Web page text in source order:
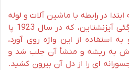
ابتدا در رابطه با ماشین آلات و لوله
کشی استفاده می شد. سرگئی آیزنشتاین، که در سال 1923 پا
استفاده از این واژه روی آورد،
به ریشه و منشأ آن جلب شد و
ای را از دل آن بیرون کشید.